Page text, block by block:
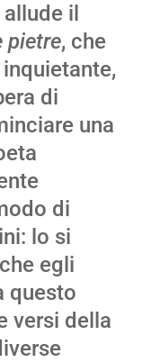
il
pietre, che
di
una
di
lo si
egli
questo
versi della